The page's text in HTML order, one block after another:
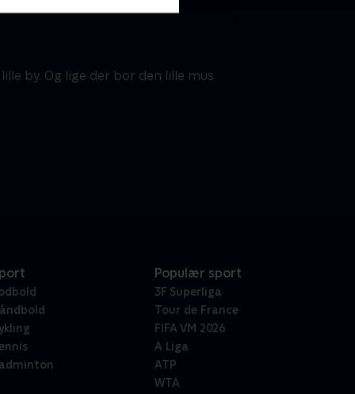
by. Og lige der bor den lille mus
Populær sport
3F Superliga
Tour de France
FIFA VM 2026
A Liga
ATP
WTA